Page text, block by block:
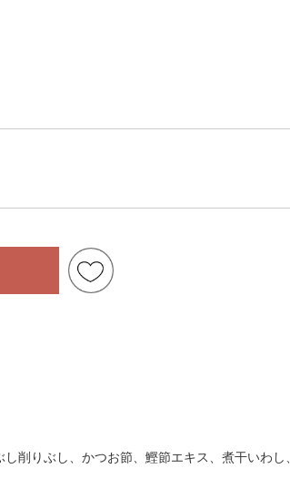
りぶし、かつお節、鰹節エキス、煮干いわ